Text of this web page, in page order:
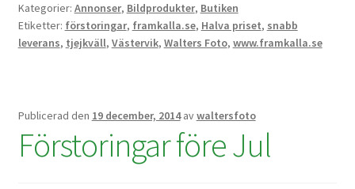
Nyfödda
Kontakt
Köpvillkor
Kategorier: Annonser, Bildprodukter, Butiken
Etiketter: förstoringar, framkalla.se, Halva priset, snabb
leverans, tjejkväll, Västervik, Walters Foto, www.framkalla.se
Publicerad den 19 december, 2014 avwaltersfoto
Förstoringar före Jul